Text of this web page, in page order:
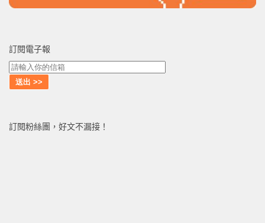
訂閱電子報
訂閱粉絲團，好文不漏接！